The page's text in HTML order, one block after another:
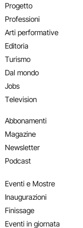
Progetto
Professioni
Arti performative
Editoria
Turismo
Dal mondo
Jobs
Television
Abbonamenti
Magazine
Newsletter
Podcast
Eventi e Mostre
Inaugurazioni
Finissage
Eventi in giornata